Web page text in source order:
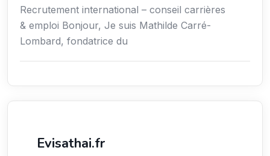
Recrutement international – conseil carrières
& emploi Bonjour, Je suis Mathilde Carré-
Lombard, fondatrice du
Evisathai.fr